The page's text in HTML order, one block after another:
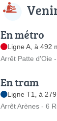
En métro
Ligne A, à 492
Arrêt Patte d'Oie
En tram
Ligne T1, à
Arrêt Arènes - 6